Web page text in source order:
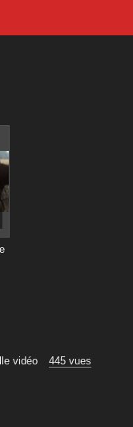
vidéo 445 vues